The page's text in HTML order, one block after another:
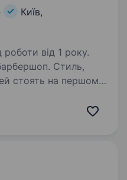
Київ,
роботи від 1 року.
Стиль,
стоять на першому
у професії